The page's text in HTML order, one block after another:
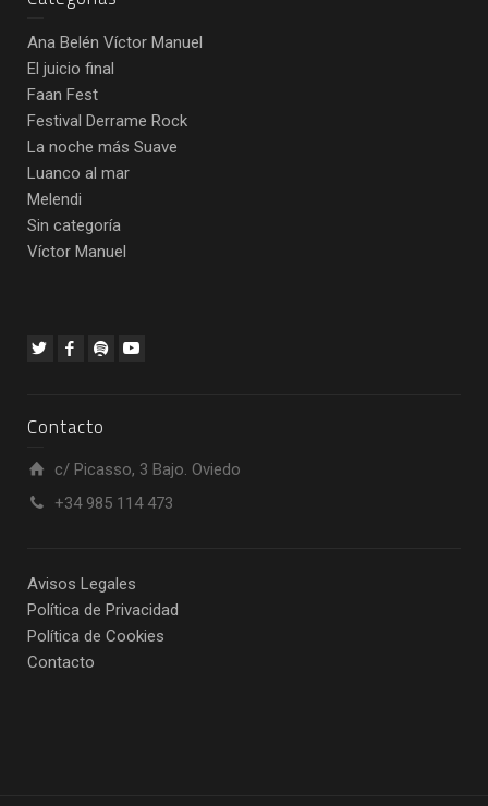
Ana Belén Víctor Manuel
El juicio final
Faan Fest
Festival Derrame Rock
La noche más Suave
Luanco al mar
Melendi
Sin categoría
Víctor Manuel
Contacto
c/ Picasso, 3 Bajo. Oviedo
+34 985 114 473
Avisos Legales
Política de Privacidad
Política de Cookies
Contacto